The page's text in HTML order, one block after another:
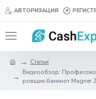
АВТОРИЗАЦИЯ
Статьи
Видеообзор:
ровщик банкнот Magner